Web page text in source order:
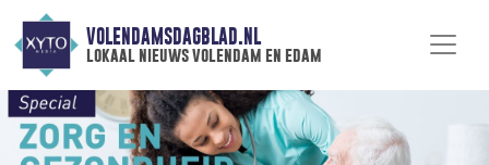
VOLENDAMSDAGBLAD.NL
lokaal nieuws volendam en edam